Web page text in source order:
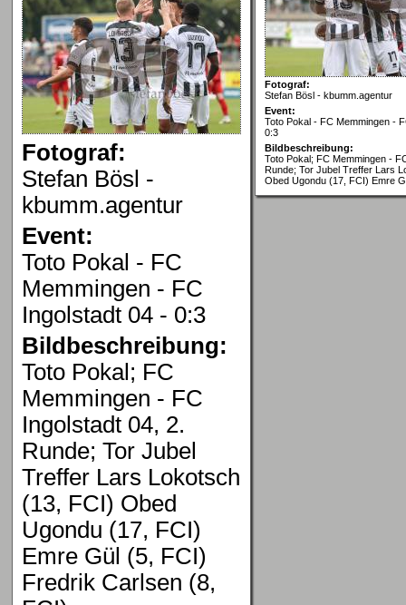
Fotograf:
Stefan Bösl -
kbumm.agentur
Event:
Toto Pokal - FC
Memmingen - FC
Ingolstadt 04 - 0:3
Bildbeschreibung:
Toto Pokal; FC
Memmingen - FC
Ingolstadt 04, 2.
Runde; Tor Jubel
Treffer Lars Lokotsch
(13, FCI) Obed
Ugondu (17, FCI)
Emre Gül (5, FCI)
Fredrik Carlsen (8,
Fotograf:
Stefan Bösl - kbumm.agentur
Event:
Toto Pokal - FC Memmingen -
0:3
Bildbeschreibung:
Toto Pokal; FC Memmingen -
Runde; Tor Jubel Treffer Lars
Obed Ugondu (17, FCI) Emre